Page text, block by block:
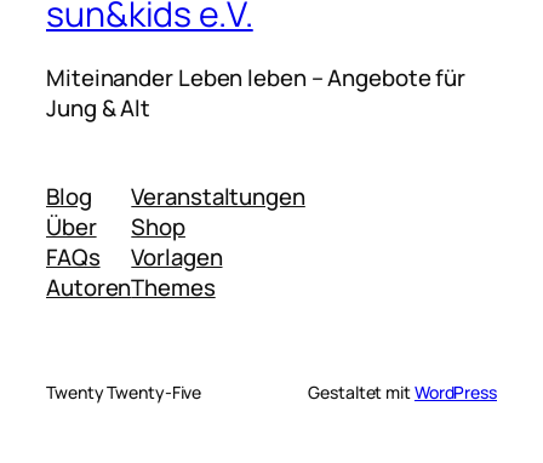
sun&kids e.V.
Miteinander Leben leben – Angebote für
Jung & Alt
Blog
Über
FAQs
Autoren
Veranstaltungen
Shop
Vorlagen
Themes
Twenty Twenty-Five Gestaltet mitWordPress